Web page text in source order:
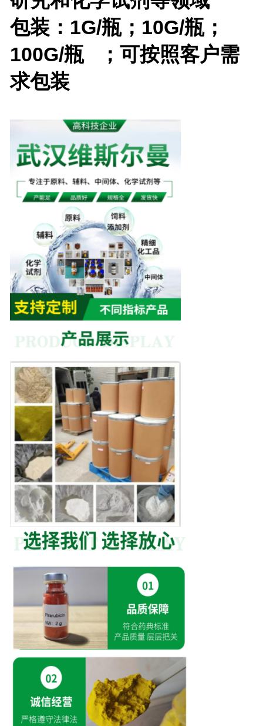
包装：1G/瓶；10G/瓶；
100G/瓶 ；可按照客户需
求包装